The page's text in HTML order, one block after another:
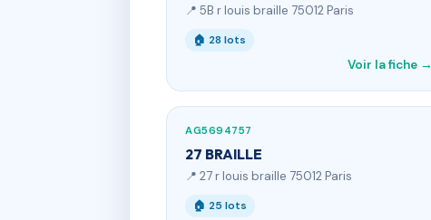
📍 5B r louis braille 75012 Paris
🏠 28 lots
Voir la fiche →
AG5694757
27 BRAILLE
📍 27 r louis braille 75012 Paris
🏠 25 lots